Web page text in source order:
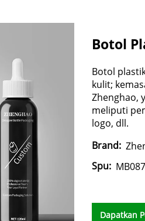
Botol
Botol
kulit;
Zhenghao,
meliputi
logo, dll.
Brand:
Spu: MB087
Dapatkan